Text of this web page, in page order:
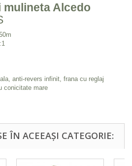
Alcedo
anti-revers infinit, frana cu reglaj
conicitate mare
ÎN ACEEAȘI CATEGORIE: